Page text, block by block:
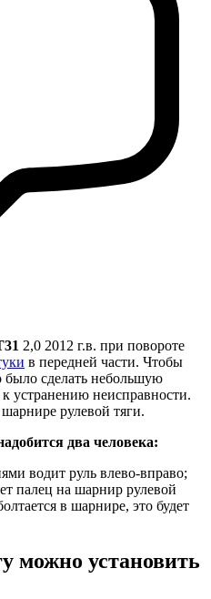
2,0 2012 г.в. при повороте
в передней части. Чтобы
было сделать небольшую
устранению неисправности.
рулевой тяги.
два человека:
водит руль влево-вправо;
палец на шарнир рулевой
в шарнире, это будет
можно установить